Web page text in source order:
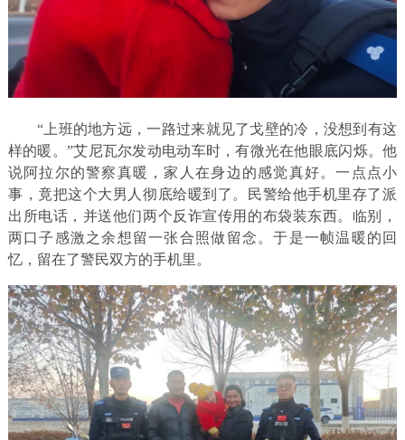
“上班的地方远，一路过来就见了戈壁的冷，没想到有这
样的暖。”艾尼瓦尔发动电动车时，有微光在他眼底闪烁。他
说阿拉尔的警察真暖，家人在身边的感觉真好。一点点小
事，竟把这个大男人彻底给暖到了。民警给他手机里存了派
出所电话，并送他们两个反诈宣传用的布袋装东西。临别，
两口子感激之余想留一张合照做留念。于是一帧温暖的回
忆，留在了警民双方的手机里。